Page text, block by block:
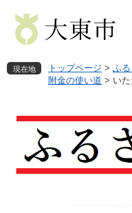
先
を 現在地 トップページ > ふ
附金の使い道 > い